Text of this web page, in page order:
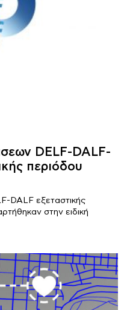
DELF-DALF-
περιόδου
DALF εξεταστικής
στην ειδική